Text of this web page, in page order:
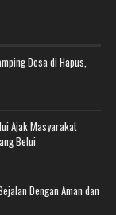
Desa di Hapus,
Ajak Masyarakat
Belui
Dengan Aman dan